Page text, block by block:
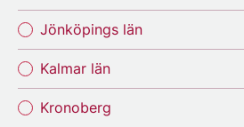
Jönköpings län
Kalmar län
Kronoberg